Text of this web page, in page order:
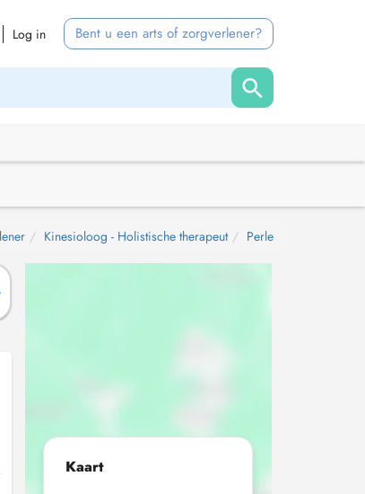
Log in Bent u een arts of zorgverlener?
Kinesioloog - Holistische therapeut Perle
Kaart